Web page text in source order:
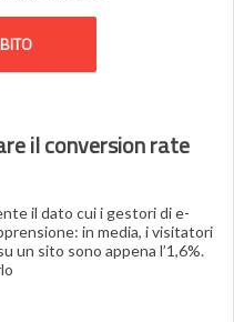
il conversion rate
il dato cui i gestori di e-
in media, i visitatori
un sito sono appena l’1,6%.